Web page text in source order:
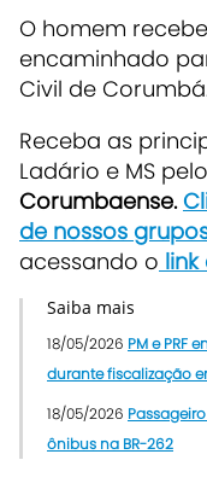
O homem
encaminhado
Civil de
Receba as
Ladário e MS
Corumbaense.
de nossos
acessando o
Saiba mais
18/05/2026 PM e PRF
durante fiscalização
18/05/2026
ônibus na BR-262